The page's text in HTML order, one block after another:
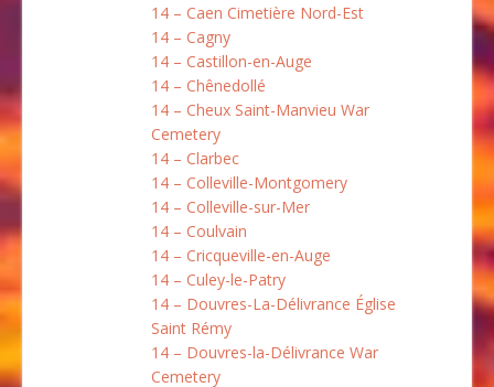
14 – Caen Cimetière Nord-Est
14 – Cagny
14 – Castillon-en-Auge
14 – Chênedollé
14 – Cheux Saint-Manvieu War
Cemetery
14 – Clarbec
14 – Colleville-Montgomery
14 – Colleville-sur-Mer
14 – Coulvain
14 – Cricqueville-en-Auge
14 – Culey-le-Patry
14 – Douvres-La-Délivrance Église
Saint Rémy
14 – Douvres-la-Délivrance War
Cemetery